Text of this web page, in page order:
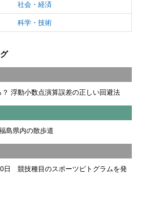
社会・経済
科学・技術
浮動小数点演算誤差の正しい回避法
島県内の散歩道
日 競技種目のスポーツピトグラムを発